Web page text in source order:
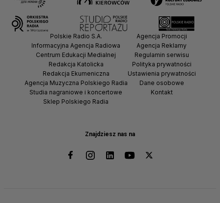
Znajdziesz nas na
Polskie Radio S.A.
Informacyjna Agencja Radiowa
Centrum Edukacji Medialnej
Redakcja Katolicka
Redakcja Ekumeniczna
Agencja Muzyczna Polskiego Radia
Studia nagraniowe i koncertowe
Sklep Polskiego Radia
Agencja Promocji
Agencja Reklamy
Regulamin serwisu
Polityka prywatności
Ustawienia prywatności
Dane osobowe
Kontakt